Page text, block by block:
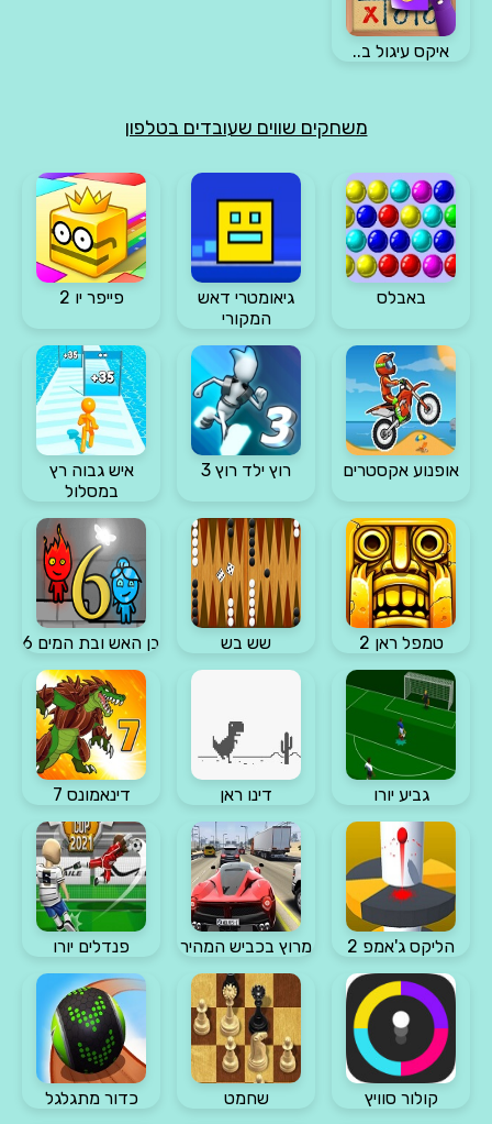
איקס עיגול ב..
משחקים שווים שעובדים בטלפון
באבלס
גיאומטרי דאש
המקורי
פייפר יו 2
אופנוע אקסטרים רוץ ילד רוץ 3
איש גבוה רץ
במסלול
טמפל ראן 2 שש בש בן האש ובת המים 6
גביע יורו דינו ראן דינאמונס 7
הליקס ג'אמפ 2 מרוץ בכביש המהיר פנדלים יורו
קולור סוויץ שחמט כדור מתגלגל